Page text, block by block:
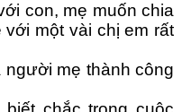
con, mẹ muốn chia
một vài chị em rất
người mẹ thành công